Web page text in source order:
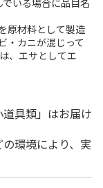
原材料として製造
・カニが混じって
、エサとしてエ
具類」はお届け
環境により、実